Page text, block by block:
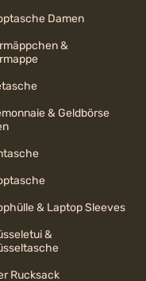
Damen
&
& Geldbörse
& Laptop Sleeves
&
Rucksack